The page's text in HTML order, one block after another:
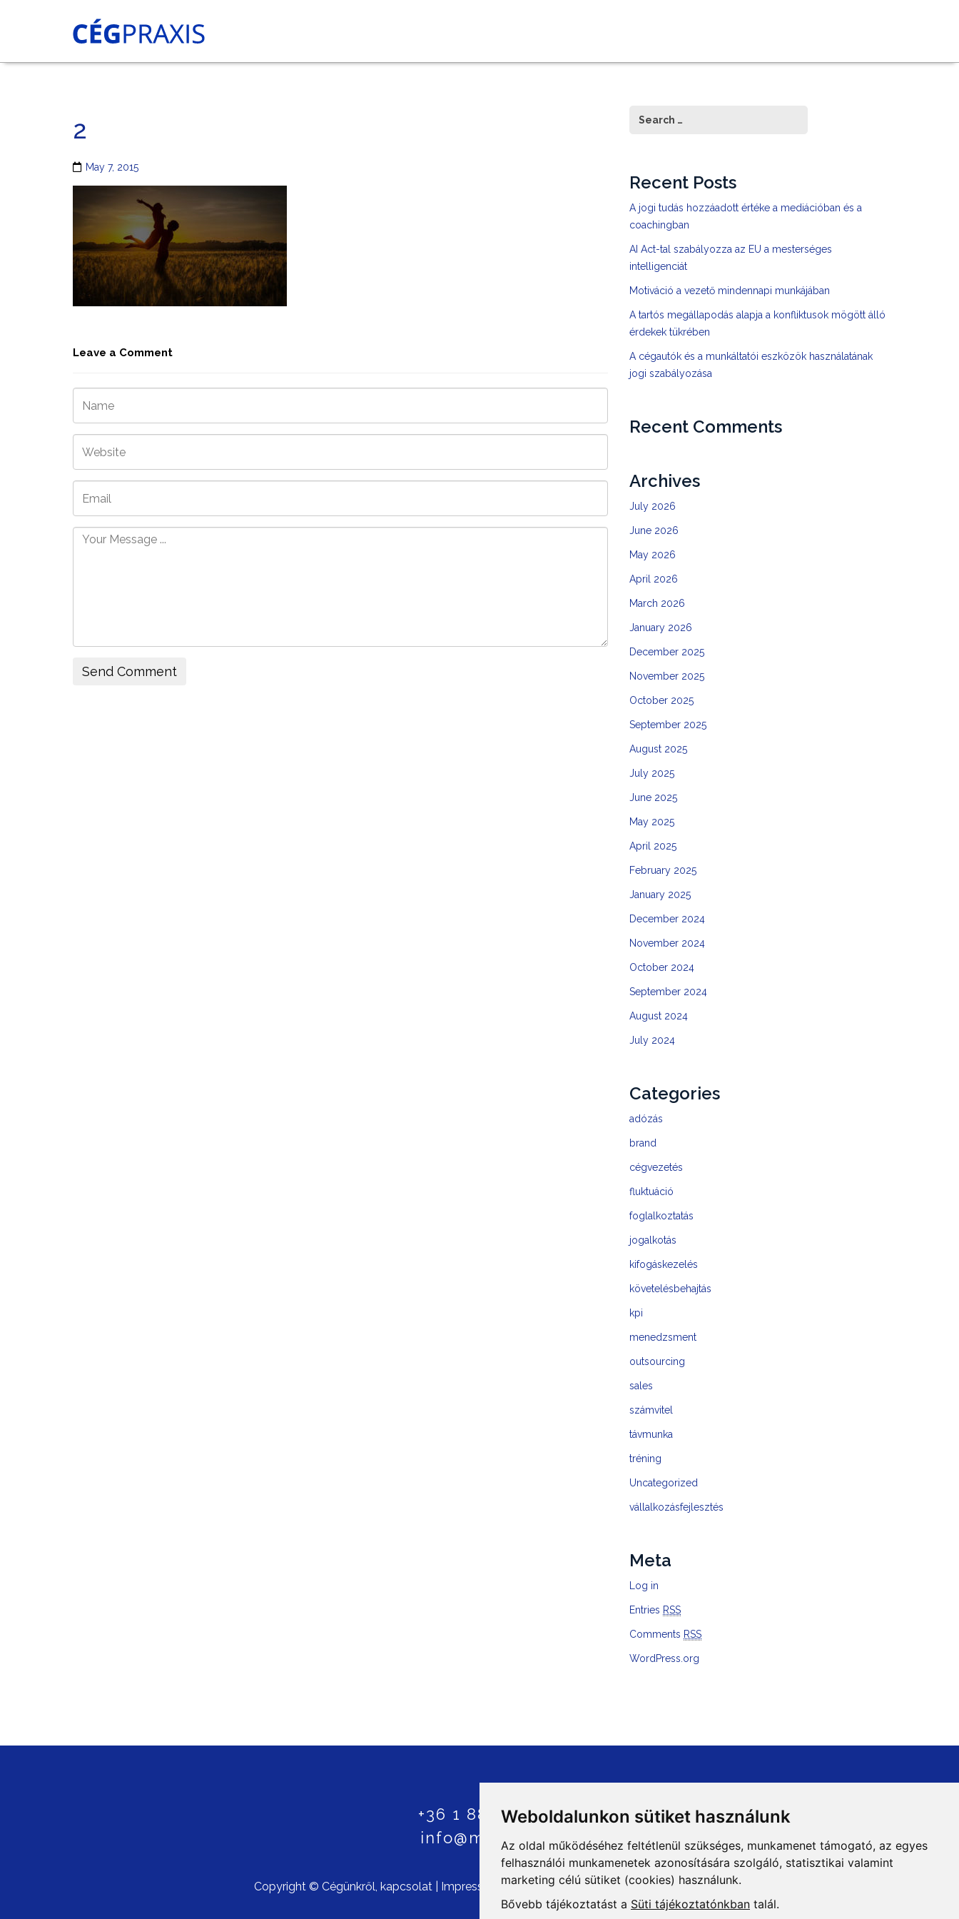
Weboldalunkon sütiket használunk
Az oldal működéséhez feltétlenül szükséges, munkamenet támogató, az egyes
felhasználói munkamenetek azonosítására szolgáló, statisztikai valamint
marketing célú sütiket (cookies) használunk.
Bővebb tájékoztatást a Süti tájékoztatónkban talál.
2
May 7, 2015
Leave a Comment
Recent Posts
A jogi tudás hozzáadott értéke a mediációban és a
coachingban
AI Act-tal szabályozza az EU a mesterséges
intelligenciát
Motiváció a vezető mindennapi munkájában
A tartós megállapodás alapja a konfliktusok mögött álló
érdekek tükrében
A cégautók és a munkáltatói eszközök használatának
jogi szabályozása
Recent Comments
Archives
July 2026
June 2026
May 2026
April 2026
March 2026
January 2026
December 2025
November 2025
October 2025
September 2025
August 2025
July 2025
June 2025
May 2025
April 2025
February 2025
January 2025
December 2024
November 2024
October 2024
September 2024
August 2024
July 2024
Categories
adózás
brand
cégvezetés
fluktuáció
foglalkoztatás
jogalkotás
kifogáskezelés
követelésbehajtás
kpi
menedzsment
outsourcing
sales
számvitel
távmunka
tréning
Uncategorized
vállalkozásfejlesztés
Meta
Log in
Entries RSS
Comments RSS
WordPress.org
+36 1 8807600
info@mprx.hu
Copyright © Cégünkről, kapcsolat| Impresszum|ÁSZF|Szerzői jogok |Adatvédelem